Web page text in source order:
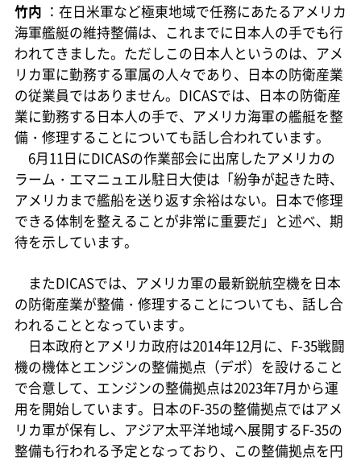
竹内 ：在日米軍など極東地域で任務にあたるアメリカ
海軍艦艇の維持整備は、これまでに日本人の手でも行
われてきました。ただしこの日本人というのは、アメ
リカ軍に勤務する軍属の人々であり、日本の防衛産業
の従業員ではありません。DICASでは、日本の防衛産
業に勤務する日本人の手で、アメリカ海軍の艦艇を整
備・修理することについても話し合われています。
6月11日にDICASの作業部会に出席したアメリカの
ラーム・エマニュエル駐日大使は「紛争が起きた時、
アメリカまで艦船を送り返す余裕はない。日本で修理
できる体制を整えることが非常に重要だ」と述べ、期
待を示しています。
またDICASでは、アメリカ軍の最新鋭航空機を日本
の防衛産業が整備・修理することについても、話し合
われることとなっています。
日本政府とアメリカ政府は2014年12月に、F-35戦闘
機の機体とエンジンの整備拠点（デポ）を設けること
で合意して、エンジンの整備拠点は2023年7月から運
用を開始しています。日本のF-35の整備拠点ではアメ
リカ軍が保有し、アジア太平洋地域へ展開するF-35の
整備も行われる予定となっており、この整備拠点を円